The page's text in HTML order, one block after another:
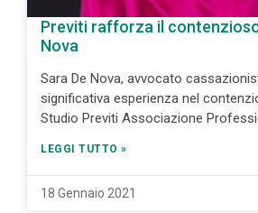
Previti rafforza il
Nova
Sara De Nova, avvocato
significativa esperienza nel
Studio Previti Associazione
LEGGI TUTTO »
18 Gennaio 2021